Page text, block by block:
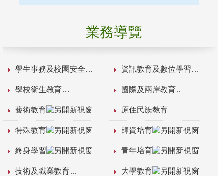
業務導覽
學生事務及校園安全 資訊教育及數位學習
學校衛生教育 國際及兩岸教育
藝術教育 原住民族教育
特殊教育 師資培育
終身學習 青年培育
技術及職業教育 大學教育